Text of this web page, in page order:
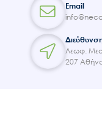
Email
Λεωφ.
207